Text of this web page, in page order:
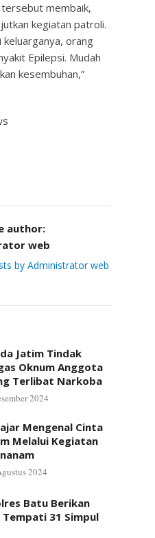
membaik,
kegiatan patroli.
orang
Epilepsi. Mudah
kesembuhan,”
author:
web
by Administrator web
Jatim Tindak
Oknum Anggota
Terlibat Narkoba
2024
Mengenal Cinta
Melalui Kegiatan
2024
Batu Berikan
Tempati 31 Simpul